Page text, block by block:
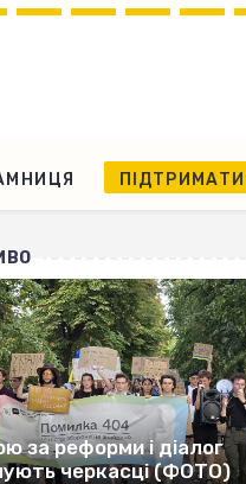
за реформи і діалог
черкасці (ФОТО)